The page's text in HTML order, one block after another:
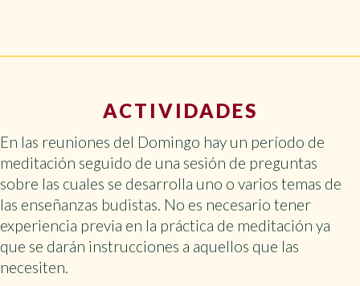
ACTIVIDADES
En las reuniones del Domingo hay un período de
meditación seguido de una sesión de preguntas
sobre las cuales se desarrolla uno o varios temas de
las enseñanzas budistas. No es necesario tener
experiencia previa en la práctica de meditación ya
que se darán instrucciones a aquellos que las
necesiten.